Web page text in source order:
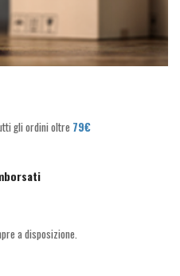
gli ordini oltre 79€
a disposizione.